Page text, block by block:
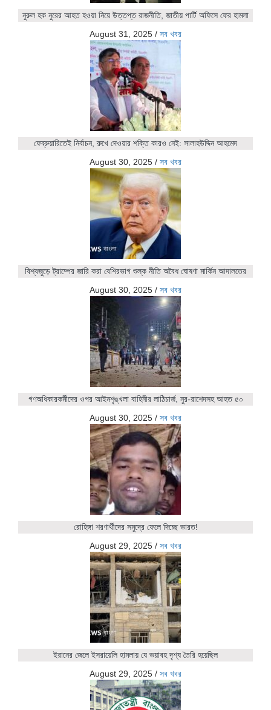
নুরুল হক নুরের আহত হওয়া নিয়ে উত্তপ্ত রাজনীতি, জাতীয় পার্টি অফিসে ফের হামলা
August 31, 2025 / সব খবর
ফেব্রুয়ারিতেই নির্বাচন, রুখে দেওয়ার শক্তি কারও নেই: সালাহউদ্দিন আহমেদ
August 30, 2025 / সব খবর
বিশ্বজুড়ে ট্রাম্পের জারি করা বেশিরভাগ শুল্ক নীতি অবৈধ ঘোষণা মার্কিন আদালতের
August 30, 2025 / সব খবর
গণঅধিকারকর্মীদের ওপর আইনশৃঙ্খলা বাহিনীর লাঠিচার্জ, নুর-রাশেদসহ আহত ৫০
August 30, 2025 / সব খবর
রোহিঙ্গা শরণার্থীদের সমুদ্রে ফেলে দিচ্ছে ভারত!
August 29, 2025 / সব খবর
ইরানের জেলে ইসরায়েলি হামলায় যে ভয়াবহ দৃশ্য তৈরি হয়েছিল
August 29, 2025 / সব খবর